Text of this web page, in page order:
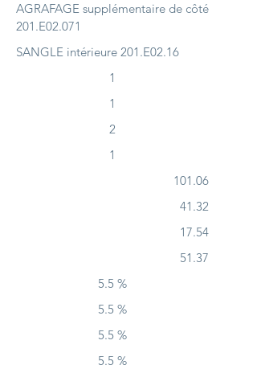
AGRAFAGE supplémentaire de côté
201.E02.071
SANGLE intérieure 201.E02.16
1
1
2
1
101.06
41.32
17.54
51.37
5.5 %
5.5 %
5.5 %
5.5 %